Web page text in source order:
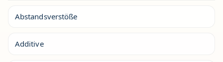
Abstandsverstöße
Additive